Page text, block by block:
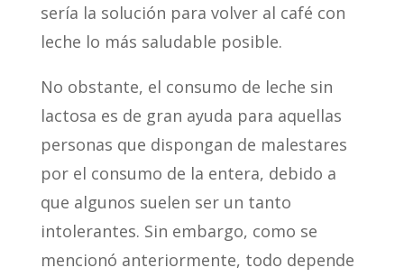
sería la solución para volver al café con
leche lo más saludable posible.
No obstante, el consumo de leche sin
lactosa es de gran ayuda para aquellas
personas que dispongan de malestares
por el consumo de la entera, debido a
que algunos suelen ser un tanto
intolerantes. Sin embargo, como se
mencionó anteriormente, todo depende